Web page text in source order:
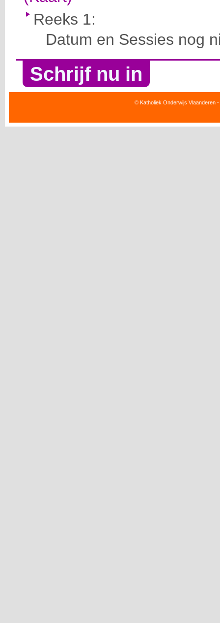
Reeks 1:
Datum en Sessies nog
Schrijf nu in
© Katholiek Onderwijs Vlaanderen